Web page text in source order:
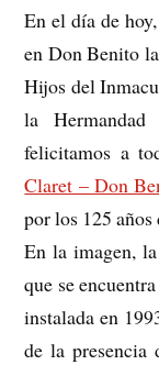
En el día de
en Don Benito
Hijos del
la
felicitamos a
Claret – Don
por los 125
En la imagen,
que se
instalada en
de la presencia